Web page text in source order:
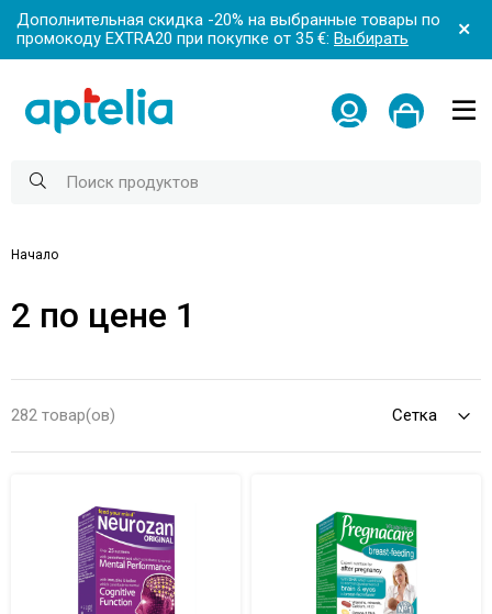
Дополнительная скидка -20% на выбранные товары по
промокоду EXTRA20 при покупке от 35 €: Выбирать
Начало
2 по цене 1
282 товар(ов)